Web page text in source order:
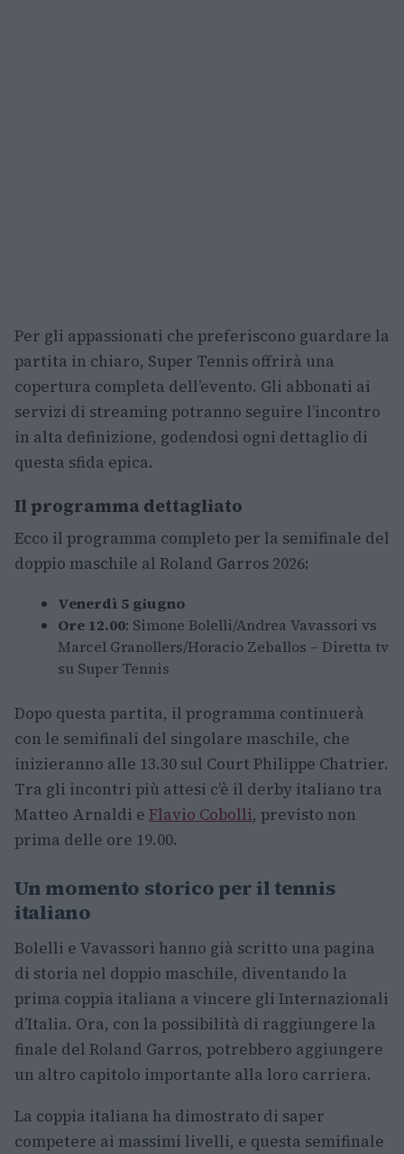
Per gli appassionati che preferiscono guardare la
partita in chiaro, Super Tennis offrirà una
copertura completa dell’evento. Gli abbonati ai
servizi di streaming potranno seguire l’incontro
in alta definizione, godendosi ogni dettaglio di
questa sfida epica.
Il programma dettagliato
Ecco il programma completo per la semifinale del
doppio maschile al Roland Garros 2026:
Venerdì 5 giugno
Ore 12.00: Simone Bolelli/Andrea Vavassori vs
Marcel Granollers/Horacio Zeballos – Diretta tv
su Super Tennis
Dopo questa partita, il programma continuerà
con le semifinali del singolare maschile, che
inizieranno alle 13.30 sul Court Philippe Chatrier.
Tra gli incontri più attesi c’è il derby italiano tra
Matteo Arnaldi e Flavio Cobolli, previsto non
prima delle ore 19.00.
Un momento storico per il tennis
italiano
Bolelli e Vavassori hanno già scritto una pagina
di storia nel doppio maschile, diventando la
prima coppia italiana a vincere gli Internazionali
d’Italia. Ora, con la possibilità di raggiungere la
finale del Roland Garros, potrebbero aggiungere
un altro capitolo importante alla loro carriera.
La coppia italiana ha dimostrato di saper
competere ai massimi livelli, e questa semifinale